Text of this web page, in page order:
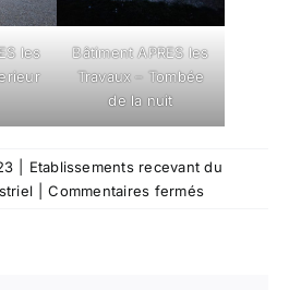
les
Bâtiment APRES les
Travaux – Tombée
de la nuit
Etablissements recevant du
Commentaires ferméssur